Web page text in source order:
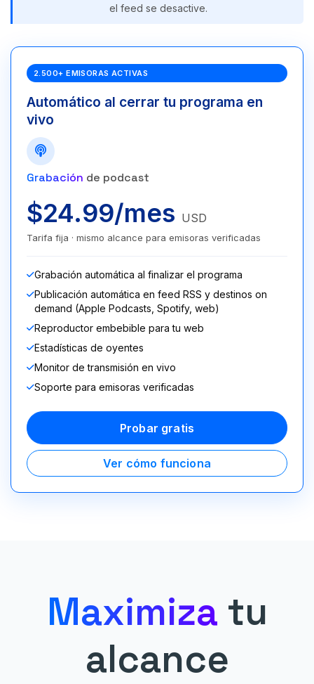
el feed se desactive.
2.500+ EMISORAS ACTIVAS
Automático al cerrar tu programa en
vivo
Grabación de podcast
$24.99/mes USD
Tarifa fija · mismo alcance para emisoras verificadas
Grabación automática al finalizar el programa
Publicación automática en feed RSS y destinos on
demand (Apple Podcasts, Spotify, web)
Reproductor embebible para tu web
Estadísticas de oyentes
Monitor de transmisión en vivo
Soporte para emisoras verificadas
Probar gratis
Ver cómo funciona
Maximiza tu
alcance